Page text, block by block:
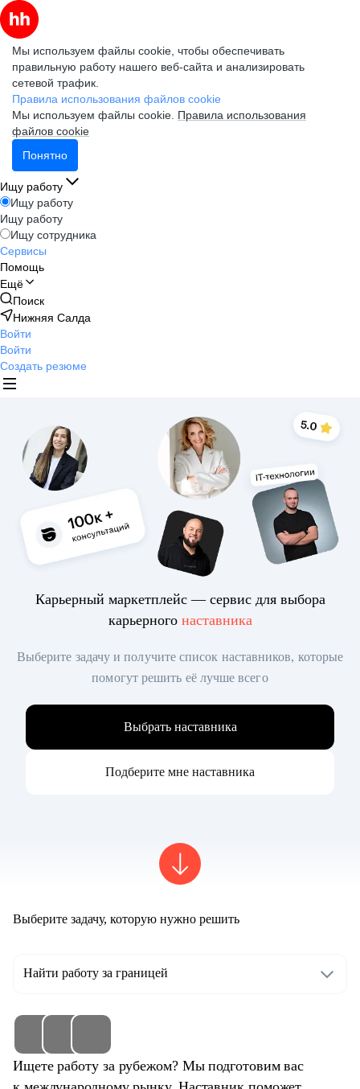
Мы используем файлы cookie, чтобы обеспечивать
правильную работу нашего веб-сайта и анализировать
сетевой трафик.
Правила использования файлов cookie
Мы используем файлы cookie. Правила использования
файлов cookie
Понятно
Ищу работу
Ищу работу
Ищу работу
Ищу сотрудника
Сервисы
Помощь
Ещё
Поиск
Нижняя Салда
Войти
Войти
Создать резюме
Карьерный маркетплейс — сервис для выбора
карьерного наставника
Выберите задачу и получите список наставников, которые
помогут решить её лучше всего
Выбрать наставника
Подберите мне наставника
Выберите задачу, которую нужно решить
Найти работу за границей
Ищете работу за рубежом? Мы подготовим вас